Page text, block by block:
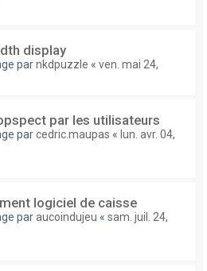
display
parnkdpuzzle « ven. mai 24,
par les utilisateurs
parcedric.maupas « lun. avr. 04,
logiciel de caisse
paraucoindujeu « sam. juil. 24,